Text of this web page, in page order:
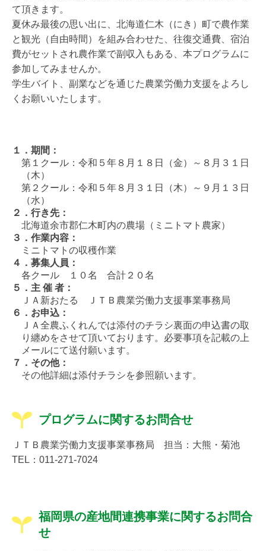
て頂きます。
夏休み最後の思い出に、北海道仁木（にき）町で農作業
と観光（自由時間）を組み合わせた、往復交通費、宿泊
費がセットされ農作業で副収入もある、本プログラムに
参加してみませんか。
学生バイト、副業などを通じた農業労働力支援をよろし
くお願いいたします。
１．期間：
第１クール：令和５年８月１８日（金）～８月３１日
（木）
第２クール：令和５年８月３１日（木）～９月１３日
（水）
２．行き先：
北海道余市郡仁木町内の農場（ミニトマト農家）
３．作業内容：
ミニトマトの収穫作業
４．募集人員：
各クール １０名 合計２０名
５．主 催 者：
ＪＡ新おたる ＪＴＢ農業労働力支援事業事務局
６．お申込：
ＪＡ全農ふくれんでは添付のチラシ裏面の申込書の取
り纏めをさせて頂いております。必要事項を記載の上
メールにて送付願います。
７．その他：
その他詳細は添付チラシを参照願います。
プログラムに関するお問合せ
ＪＴＢ農業労働力支援事業事務局 担当：大熊・菊池
TEL：011-271-7024
福岡県の産地間連携事業に関するお問合
せ